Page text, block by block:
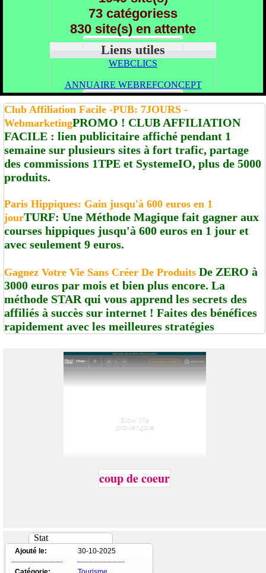
73 catégoriess
830 site(s) en attente
Liens utiles
WEBCLICS
ANNUAIRE WEBREFCONCEPT
Club Affiliation Facile -PUB: 7JOURS -
WebmarketingPROMO ! CLUB AFFILIATION
FACILE : lien publicitaire affiché pendant 1
semaine sur plusieurs sites à fort trafic, partage
des commissions 1TPE et SystemeIO, plus de 5000
produits.
Paris Hippiques: Gain jusqu'à 600 euros en 1
jourTURF: Une Méthode Magique fait gagner aux
courses hippiques jusqu'à 600 euros en 1 jour et
avec seulement 9 euros.
Gagnez Votre Vie Sans Créer De Produits De ZERO à
3000 euros par mois et bien plus encore. La
méthode STAR qui vous apprend les secrets des
affiliés à succès sur internet ! Faites des bénéfices
rapidement avec les meilleures stratégies
coup de coeur
Stat
Ajouté le: 30-10-2025